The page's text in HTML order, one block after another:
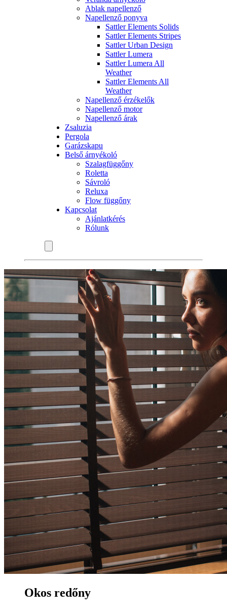
Ablak napellenző
Napellenző ponyva
Sattler Elements Solids
Sattler Elements Stripes
Sattler Urban Design
Sattler Lumera
Sattler Lumera All
Weather
Sattler Elements All
Weather
Napellenző érzékelők
Napellenző motor
Napellenző árak
Zsaluzia
Pergola
Garázskapu
Belső árnyékoló
Szalagfüggőny
Roletta
Sávroló
Reluxa
Flow függőny
Kapcsolat
Ajánlatkérés
Rólunk
Okos redőny